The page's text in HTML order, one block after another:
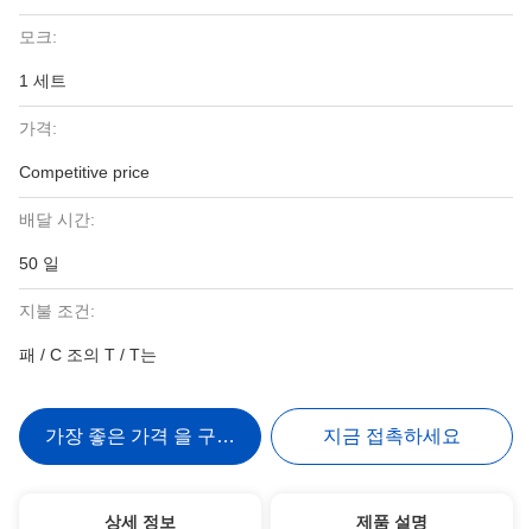
모크:
1 세트
가격:
Competitive price
배달 시간:
50 일
지불 조건:
패 / C 조의 T / T는
가장 좋은 가격 을 구하라 지금 접촉하세요
상세 정보 제품 설명